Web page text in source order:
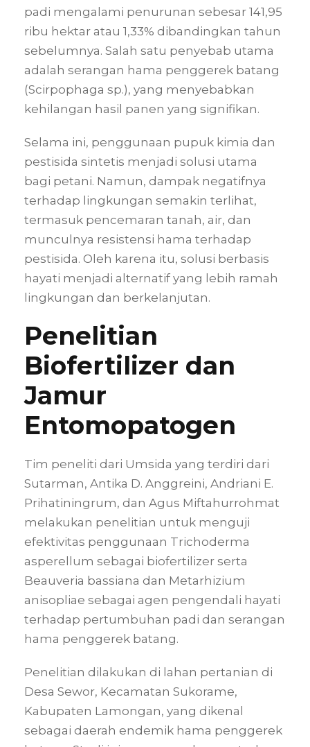
padi mengalami penurunan sebesar 141,95
ribu hektar atau 1,33% dibandingkan tahun
sebelumnya. Salah satu penyebab utama
adalah serangan hama penggerek batang
(Scirpophaga sp.), yang menyebabkan
kehilangan hasil panen yang signifikan.
Selama ini, penggunaan pupuk kimia dan
pestisida sintetis menjadi solusi utama
bagi petani. Namun, dampak negatifnya
terhadap lingkungan semakin terlihat,
termasuk pencemaran tanah, air, dan
munculnya resistensi hama terhadap
pestisida. Oleh karena itu, solusi berbasis
hayati menjadi alternatif yang lebih ramah
lingkungan dan berkelanjutan.
Penelitian
Biofertilizer dan
Jamur
Entomopatogen
Tim peneliti dari Umsida yang terdiri dari
Sutarman, Antika D. Anggreini, Andriani E.
Prihatiningrum, dan Agus Miftahurrohmat
melakukan penelitian untuk menguji
efektivitas penggunaan Trichoderma
asperellum sebagai biofertilizer serta
Beauveria bassiana dan Metarhizium
anisopliae sebagai agen pengendali hayati
terhadap pertumbuhan padi dan serangan
hama penggerek batang.
Penelitian dilakukan di lahan pertanian di
Desa Sewor, Kecamatan Sukorame,
Kabupaten Lamongan, yang dikenal
sebagai daerah endemik hama penggerek